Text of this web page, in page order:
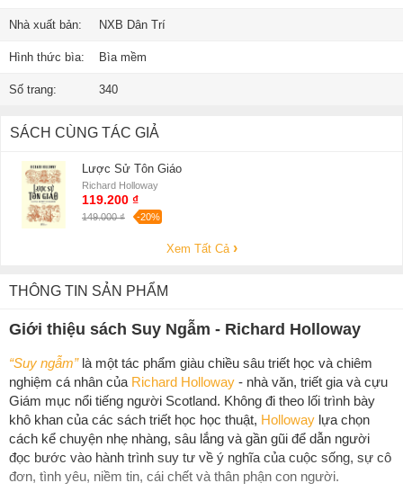
Nhà xuất bản: NXB Dân Trí
Hình thức bìa: Bìa mềm
Số trang: 340
SÁCH CÙNG TÁC GIẢ
Lược Sử Tôn Giáo
Richard Holloway
119.200 ₫
149.000 ₫ -20%
Xem Tất Cả
THÔNG TIN SẢN PHẨM
Giới thiệu sách Suy Ngẫm - Richard Holloway
“Suy ngẫm”là một tác phẩm giàu chiều sâu triết học và chiêm
nghiệm cá nhân của Richard Holloway - nhà văn, triết gia và cựu
Giám mục nổi tiếng người Scotland. Không đi theo lối trình bày
khô khan của các sách triết học học thuật, Holloway lựa chọn
cách kể chuyện nhẹ nhàng, sâu lắng và gần gũi để dẫn người
đọc bước vào hành trình suy tư về ý nghĩa của cuộc sống, sự cô
đơn, tình yêu, niềm tin, cái chết và thân phận con người.